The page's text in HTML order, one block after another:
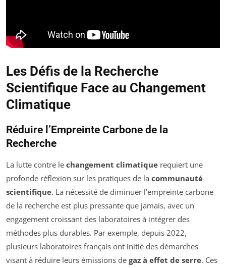
Les Défis de la Recherche
Scientifique Face au Changement
Climatique
Réduire l’Empreinte Carbone de la
Recherche
La lutte contre le changement climatique requiert une
profonde réflexion sur les pratiques de la communauté
scientifique. La nécessité de diminuer l’empreinte carbone
de la recherche est plus pressante que jamais, avec un
engagement croissant des laboratoires à intégrer des
méthodes plus durables. Par exemple, depuis 2022,
plusieurs laboratoires français ont initié des démarches
visant à réduire leurs émissions de gaz à effet de serre. Ces